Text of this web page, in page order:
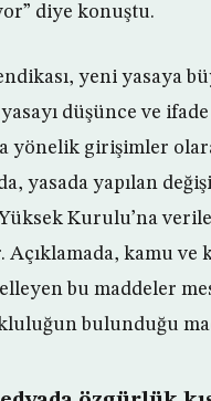
diye konuştu.
yeni yasaya
düşünce ve
yönelik girişimler
yasada yapılan
Kurulu’na
kamu ve
bu maddeler
bulunduğu